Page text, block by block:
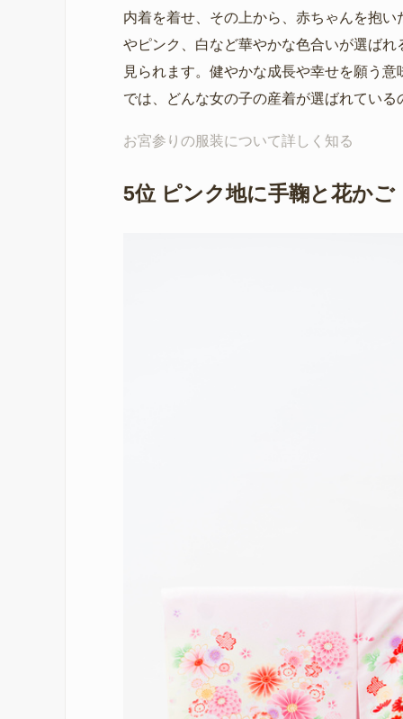
内着を着せ、その上から、赤ちゃんを抱
やピンク、白など華やかな色合いが選ば
見られます。健やかな成長や幸せを願う
では、どんな女の子の産着が選ばれてい
お宮参りの服装について詳しく知る
5位 ピンク地に手鞠と花かご